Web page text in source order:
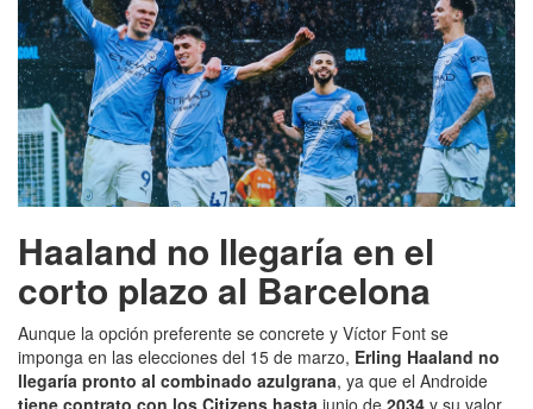
Haaland no llegaría en el
corto plazo al Barcelona
Aunque la opción preferente se concrete y Víctor Font se
imponga en las elecciones del 15 de marzo, Erling Haaland no
llegaría pronto al combinado azulgrana, ya que el Androide
tiene contrato con los Citizens hasta junio de 2034 y su valor